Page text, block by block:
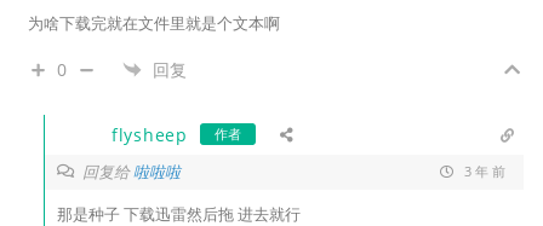
为啥下载完就在文件里就是个文本啊
0 回复
flysheep 作者
回复给啦啦啦 3 年 前
那是种子 下载迅雷然后拖 进去就行